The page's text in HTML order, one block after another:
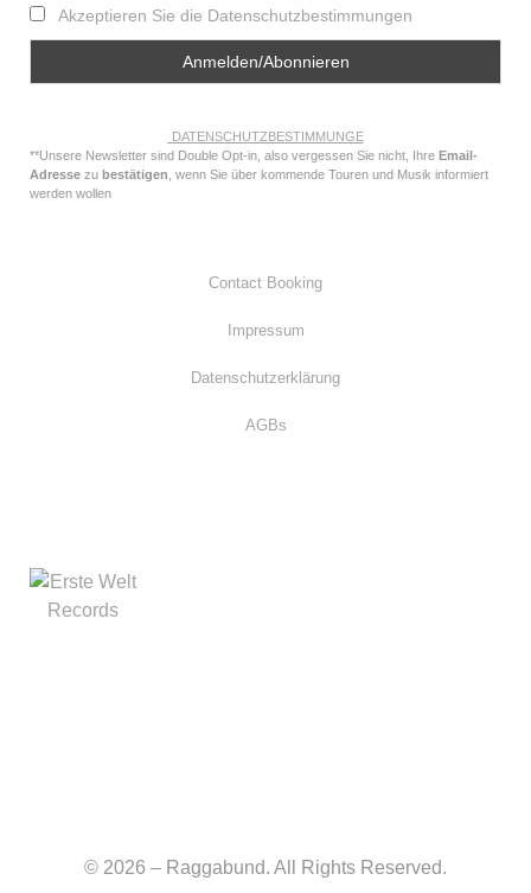
Akzeptieren Sie die Datenschutzbestimmungen
DATENSCHUTZBESTIMMUNGE
**Unsere Newsletter sind Double Opt-in, also vergessen Sie nicht, Ihre Email-
Adresse zu bestätigen , wenn Sie über kommende Touren und Musik informiert
werden wollen
Contact Booking
Impressum
Datenschutzerklärung
AGBs
© 2026 – Raggabund. All Rights Reserved.